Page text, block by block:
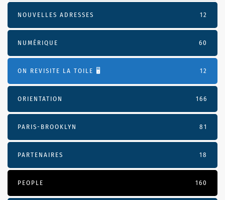
NOUVELLES ADRESSES 12
NUMÉRIQUE 60
ON REVISITE LA TOILE 🖥️ 12
ORIENTATION 166
PARIS-BROOKLYN 81
PARTENAIRES 18
PEOPLE 160